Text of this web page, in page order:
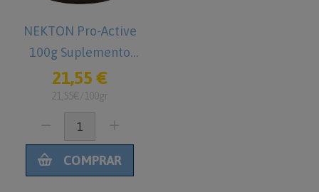
NEKTON Pro-Active
100g Suplemento
alimenticio para Perros
y Gatos
21,55 €
21,55€/100gr
COMPRAR